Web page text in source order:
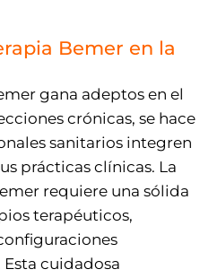
Bemer en la
gana adeptos en el
crónicas, se hace
sanitarios integren
prácticas clínicas. La
requiere una sólida
terapéuticos,
cuidadosa